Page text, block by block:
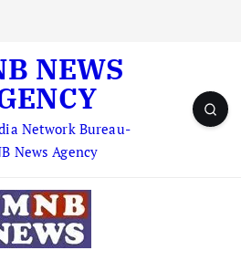
Network Bureau-
News Agency